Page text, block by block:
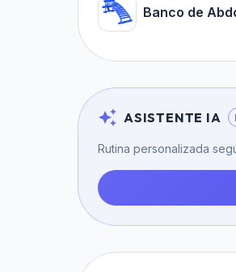
Banco de
ASISTENTE IA
Rutina personalizada